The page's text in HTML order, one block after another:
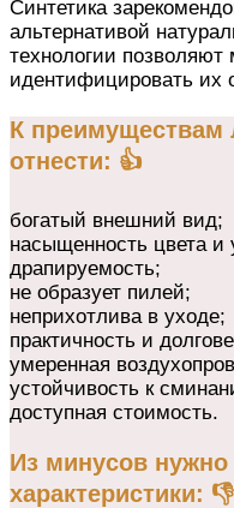
Синтетика
альтернативой
технологии позволяют
идентифицировать их
К преимуществам
отнести: 👍
богатый внешний вид;
насыщенность цвета и
драпируемость;
не образует пилей;
неприхотлива в уходе;
практичность и
умеренная
устойчивость к
доступная стоимость.
Из минусов
характеристики: 👎